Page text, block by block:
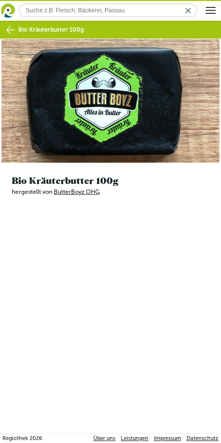
Bio Kräuterbutter 100g
Bio Kräuterbutter 100g
hergestellt von ButterBoyz OHG
Regiothek2026 Über uns Leistungen Impressum Datenschutz